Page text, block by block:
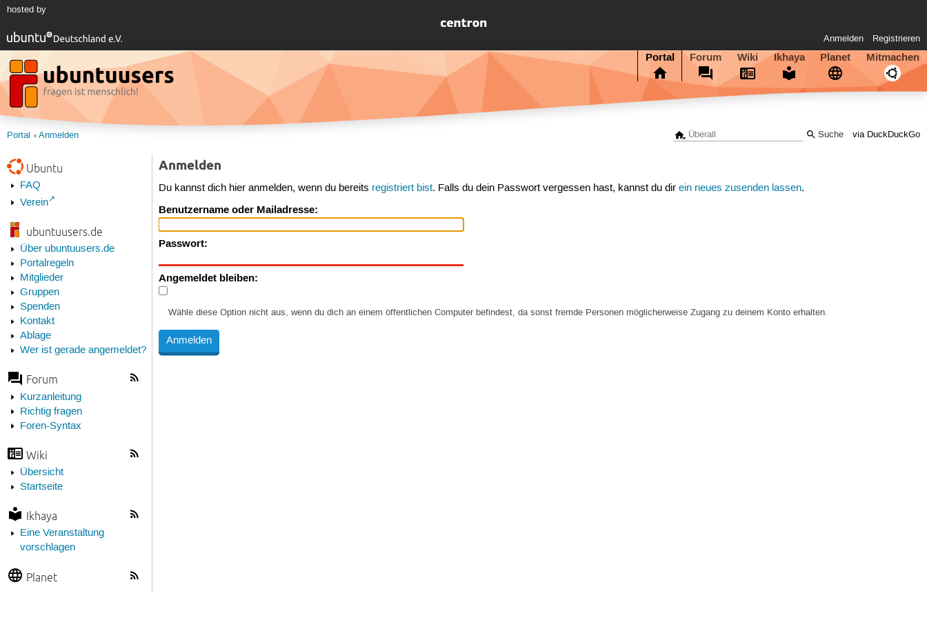
hosted by
Anmelden Registrieren
Portal Forum Wiki Ikhaya Planet Mitmachen
via DuckDuckGo
Portal Anmelden
Ubuntu
FAQ
Verein
ubuntuusers.de
Über ubuntuusers.de
Portalregeln
Mitglieder
Gruppen
Spenden
Kontakt
Ablage
Wer ist gerade angemeldet?
Forum
Kurzanleitung
Richtig fragen
Foren-Syntax
Wiki
Übersicht
Startseite
Ikhaya
Eine Veranstaltung
vorschlagen
Planet
Anmelden
Du kannst dich hier anmelden, wenn du bereits registriert bist. Falls du dein Passwort vergessen hast, kannst du direin neues zusenden lassen.
Benutzername oder Mailadresse:
Passwort:
Angemeldet bleiben:
Wähle diese Option nicht aus, wenn du dich an einem öffentlichen Computer befindest, da sonst fremde Personen möglicherweise Zugang zu deinem Konto erhalten.